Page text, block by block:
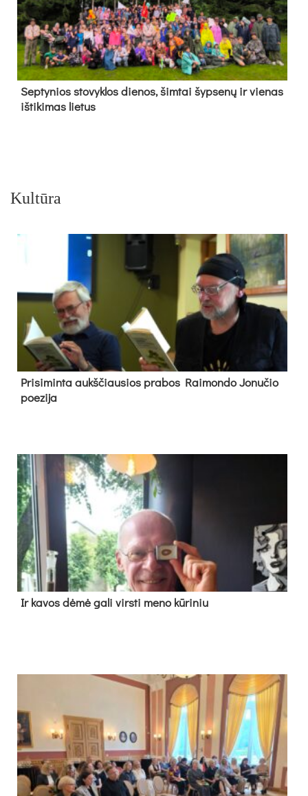
Sep­ty­nios sto­vyk­los die­nos, šim­tai šyp­se­nų ir vie­nas
iš­ti­ki­mas lie­tus
Kultūra
Pri­si­min­ta aukš­čiau­sios pra­bos Rai­mon­do Jo­nu­čio
poe­zi­ja
Ir ka­vos dė­mė ga­li virs­ti me­no kū­ri­niu